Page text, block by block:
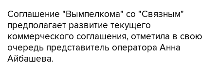
Соглашение "Вымпелкома" со "Связным"
предполагает развитие текущего
коммерческого соглашения, отметила в свою
очередь представитель оператора Анна
Айбашева.